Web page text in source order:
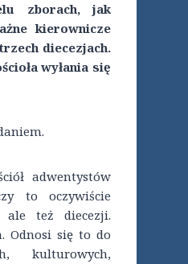
zborach, jak
kierownicze
diecezjach.
wyłania się
adwentystów
to oczywiście
ale też diecezji.
Odnosi się to do
kulturowych,